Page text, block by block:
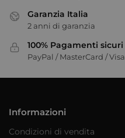
Garanzia Italia
2 anni di garanzia
100% Pagamenti sicuri
PayPal / MasterCard / Visa
Informazioni
Condizioni di vendita